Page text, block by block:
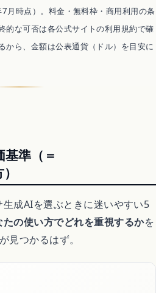
可。多くの保存・ダウンロードや配信
位はPro(月29.99ドル)
フリー）
月時点）。料金・無料枠・商用利用の条
的な可否は各公式サイトの利用規約で確
から、金額は公表通貨（ドル）を目安に
準（＝
成AIを選ぶときに迷いやすい5
たの使い方でどれを重視するかを
見つかるはず。